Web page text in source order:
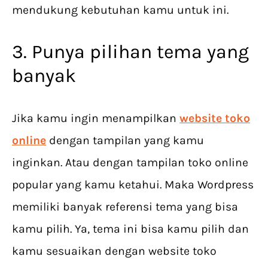
mendukung kebutuhan kamu untuk ini.
3. Punya pilihan tema yang
banyak
Jika kamu ingin menampilkan website toko
online dengan tampilan yang kamu
inginkan. Atau dengan tampilan toko online
popular yang kamu ketahui. Maka Wordpress
memiliki banyak referensi tema yang bisa
kamu pilih. Ya, tema ini bisa kamu pilih dan
kamu sesuaikan dengan website toko